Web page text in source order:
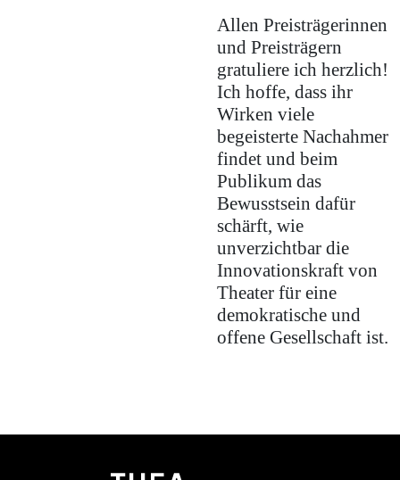
Allen Preisträgerinnen
und Preisträgern
gratuliere ich herzlich!
Ich hoffe, dass ihr
Wirken viele
begeisterte Nachahmer
findet und beim
Publikum das
Bewusstsein dafür
schärft, wie
unverzichtbar die
Innovationskraft von
Theater für eine
demokratische und
offene Gesellschaft ist.